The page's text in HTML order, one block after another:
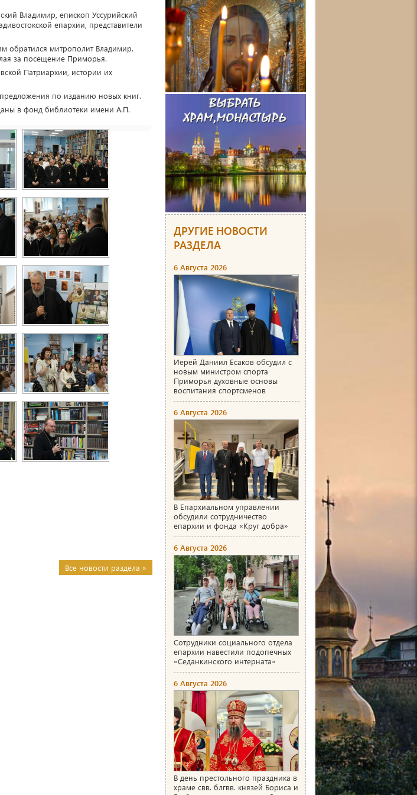
Владимир, епископ Уссурийский
епархии, представители
обратился митрополит Владимир.
за посещение Приморья.
Патриархии, истории их
по изданию новых книг.
в фонд библиотеки имени А.П.
Все новости раздела »
ДРУГИЕ НОВОСТИ
РАЗДЕЛА
6 Августа 2026
Иерей Даниил Есаков обсудил с
новым министром спорта
Приморья духовные основы
воспитания спортсменов
6 Августа 2026
В Епархиальном управлении
обсудили сотрудничество
епархии и фонда «Круг добра»
6 Августа 2026
Сотрудники социального отдела
епархии навестили подопечных
«Седанкинского интерната»
6 Августа 2026
В день престольного праздника в
храме свв. блгвв. князей Бориса и